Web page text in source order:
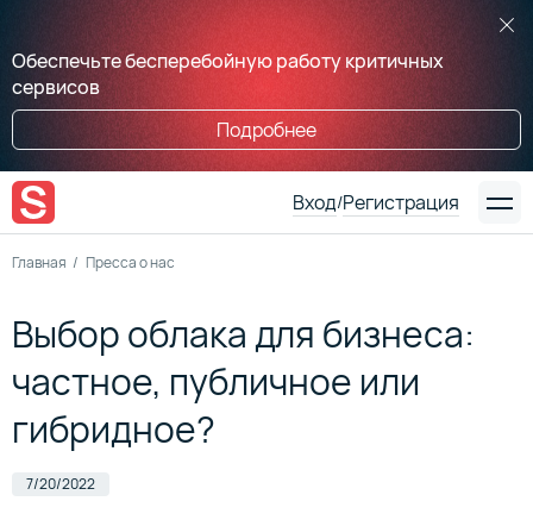
Обеспечьте бесперебойную работу критичных
сервисов
Подробнее
Вход/Регистрация
Главная Пресса о нас
Выбор облака для бизнеса:
частное, публичное или
гибридное?
7/20/2022